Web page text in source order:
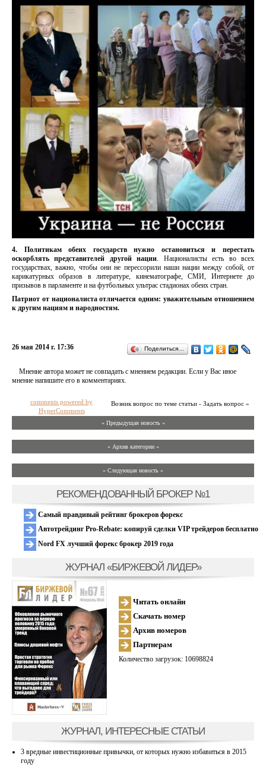
4. Политикам обеих государств нужно остановиться и перестать
оскорблять представителей другой нации. Националисты есть во всех
государствах, важно, чтобы они не перессорили наши нации между собой, от
карикатурных образов в литературе, кинематографе, СМИ, Интернете до
призывов в парламенте и на футбольных ультрас стадионах обеих стран.
Патриот от националиста отличается одним: уважительным отношением
к другим нациям и народностям.
26 мая 2014 г. 17:36 Поделиться…
Мнение автора может не совпадать с мнением редакции. Если у Вас иное
мнение напишите его в комментариях.
Возник вопрос по теме статьи - Задать вопрос »
comments powered by
HyperComments
« Предыдущая новость «
» Архив категории «
» Следующая новость »
РЕКОМЕНДОВАННЫЙ БРОКЕР №1
Самый правдивый рейтинг брокеров форекс
Автотрейдинг Pro-Rebate: копируй сделки VIP трейдеров бесплатно
Nord FX лучший форекс брокер 2019 года
ЖУРНАЛ «БИРЖЕВОЙ ЛИДЕР»
Читать онлайн
Скачать номер
Архив номеров
Партнерам
Количество загрузок: 10698824
ЖУРНАЛ, ИНТЕРЕСНЫЕ СТАТЬИ
3 вредные инвестиционные привычки, от которых нужно избавиться в 2015
году